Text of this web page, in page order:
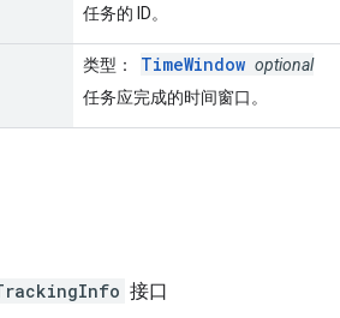
任务的 ID。
类型 ： TimeWindow optional
任务应完成的时间窗口。
接口